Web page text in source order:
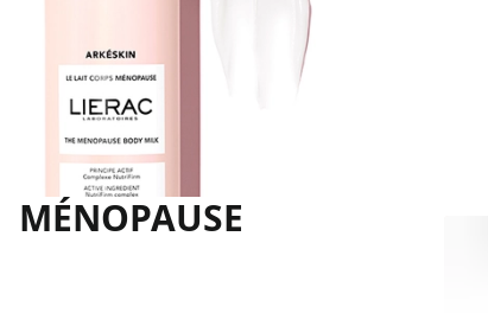
MÉNOPAUSE